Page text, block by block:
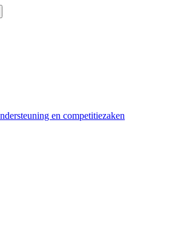
en competitiezaken